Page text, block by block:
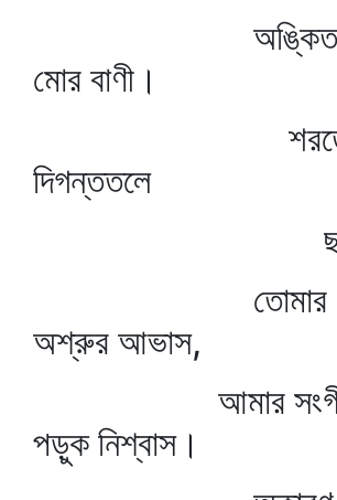
অঙ্কিত
মোর বাণী।
দিগন্ততলে
তোমার
অশ্রুর আভাস,
আমার সংগীতে
পড়ুক নিশ্বাস।